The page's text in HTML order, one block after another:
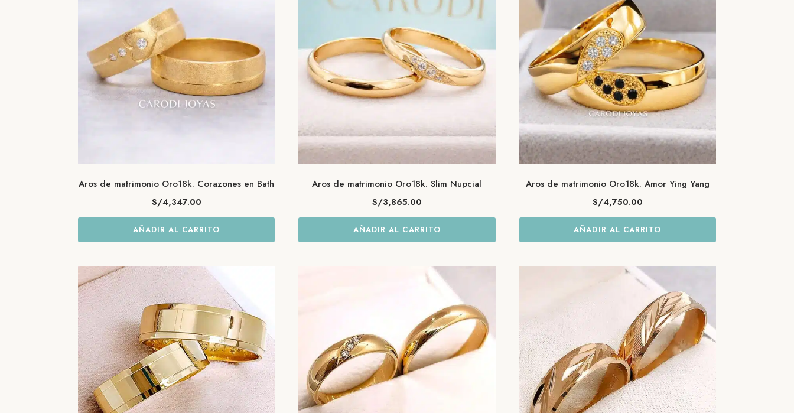
Aros de matrimonio Oro18k. Corazones en Bath
S/4,347.00
AÑADIR AL CARRITO
Aros de matrimonio Oro18k. Slim Nupcial
S/3,865.00
AÑADIR AL CARRITO
Aros de matrimonio Oro18k. Amor Ying Yang
S/4,750.00
AÑADIR AL CARRITO